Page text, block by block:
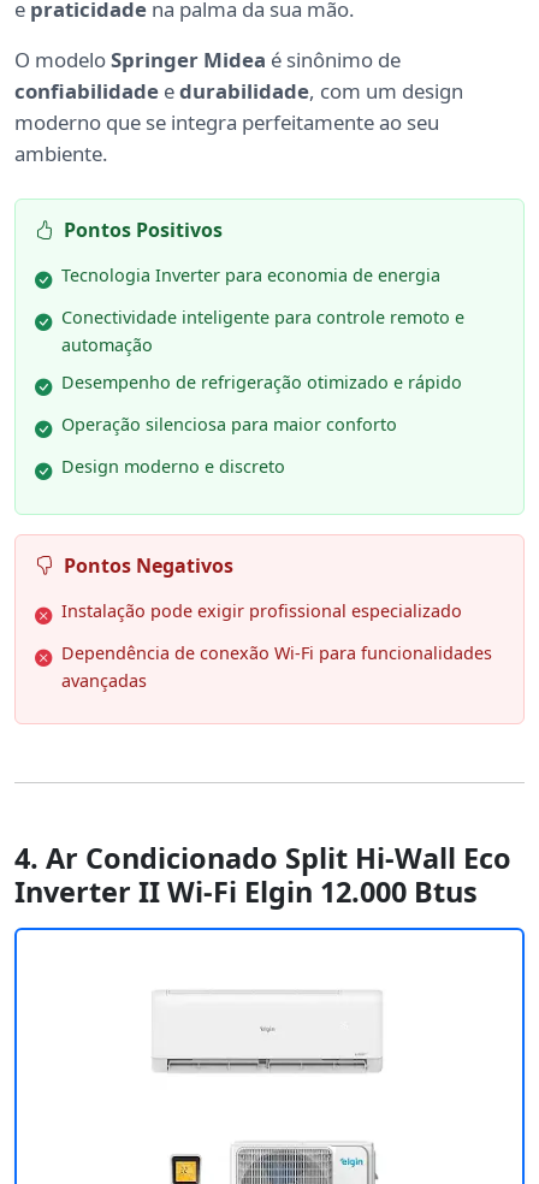
e praticidade na palma da sua mão.
O modeloSpringer Midea é sinônimo de
confiabilidade edurabilidade, com um design
moderno que se integra perfeitamente ao seu
ambiente.
Pontos Positivos
Tecnologia Inverter para economia de energia
Conectividade inteligente para controle remoto e
automação
Desempenho de refrigeração otimizado e rápido
Operação silenciosa para maior conforto
Design moderno e discreto
Pontos Negativos
Instalação pode exigir profissional especializado
Dependência de conexão Wi-Fi para funcionalidades
avançadas
4. Ar Condicionado Split Hi-Wall Eco
Inverter II Wi-Fi Elgin 12.000 Btus